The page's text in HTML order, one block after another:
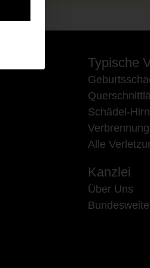
Typische
Schädel-
Alle
Kanzlei
Über Uns